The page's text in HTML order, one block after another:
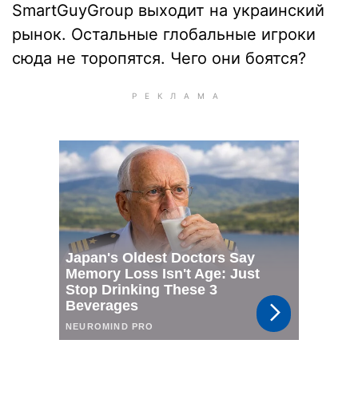
SmartGuyGroup выходит на украинский
рынок. Остальные глобальные игроки
сюда не торопятся. Чего они боятся?